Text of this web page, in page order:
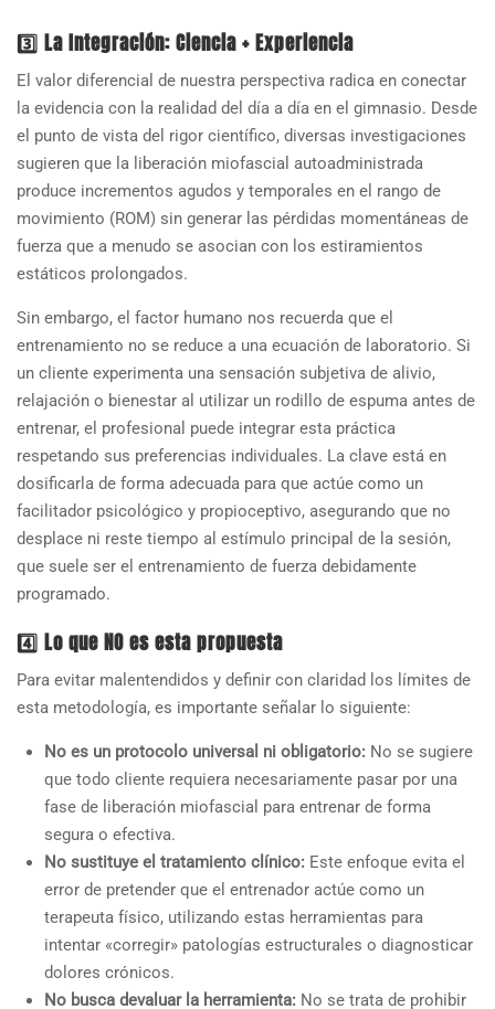
3️⃣ La Integración: Ciencia + Experiencia
El valor diferencial de nuestra perspectiva radica en conectar
la evidencia con la realidad del día a día en el gimnasio. Desde
el punto de vista del rigor científico, diversas investigaciones
sugieren que la liberación miofascial autoadministrada
produce incrementos agudos y temporales en el rango de
movimiento (ROM) sin generar las pérdidas momentáneas de
fuerza que a menudo se asocian con los estiramientos
estáticos prolongados.
Sin embargo, el factor humano nos recuerda que el
entrenamiento no se reduce a una ecuación de laboratorio. Si
un cliente experimenta una sensación subjetiva de alivio,
relajación o bienestar al utilizar un rodillo de espuma antes de
entrenar, el profesional puede integrar esta práctica
respetando sus preferencias individuales. La clave está en
dosificarla de forma adecuada para que actúe como un
facilitador psicológico y propioceptivo, asegurando que no
desplace ni reste tiempo al estímulo principal de la sesión,
que suele ser el entrenamiento de fuerza debidamente
programado.
4️⃣ Lo que NO es esta propuesta
Para evitar malentendidos y definir con claridad los límites de
esta metodología, es importante señalar lo siguiente:
No es un protocolo universal ni obligatorio: No se sugiere
que todo cliente requiera necesariamente pasar por una
fase de liberación miofascial para entrenar de forma
segura o efectiva.
No sustituye el tratamiento clínico: Este enfoque evita el
error de pretender que el entrenador actúe como un
terapeuta físico, utilizando estas herramientas para
intentar «corregir» patologías estructurales o diagnosticar
dolores crónicos.
No busca devaluar la herramienta: No se trata de prohibir